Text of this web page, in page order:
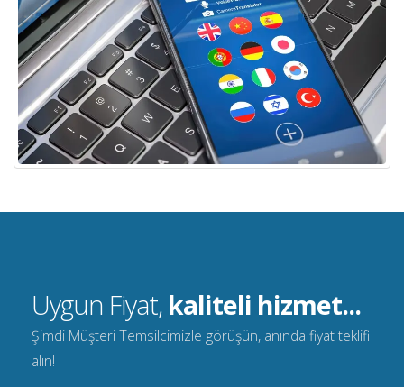
Uygun Fiyat, kaliteli hizmet...
Şimdi Müşteri Temsilcimizle görüşün, anında fiyat teklifi
alın!